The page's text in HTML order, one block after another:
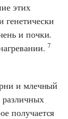
этих
генетически
и почки.
7
и млечный
различных
получается